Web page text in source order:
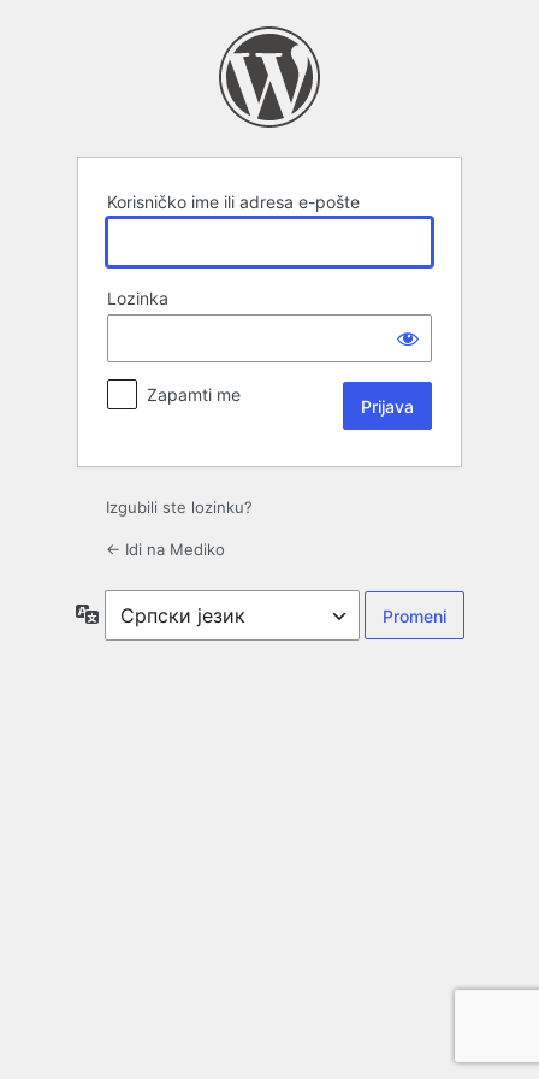
Korisničko ime ili adresa e-pošte
Lozinka
Zapamti me
Izgubili ste lozinku?
← Idi na Mediko
Jezik